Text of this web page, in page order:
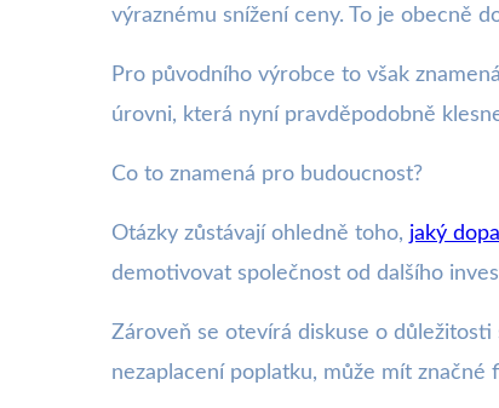
výraznému snížení ceny. To je obecně
Pro původního výrobce to však
úrovni, která nyní pravděpodobně
Co to znamená pro budoucnost?
Otázky zůstávají ohledně toho, jaký
demotivovat společnost od dalšího
Zároveň se otevírá diskuse o
nezaplacení poplatku, může mít značné